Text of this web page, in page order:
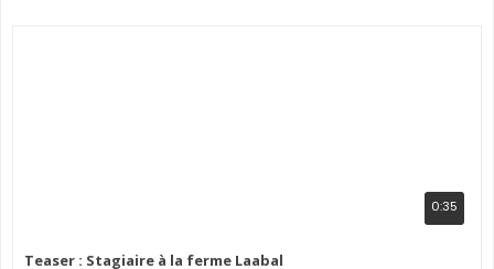
0:35
Teaser : Stagiaire à la ferme Laabal